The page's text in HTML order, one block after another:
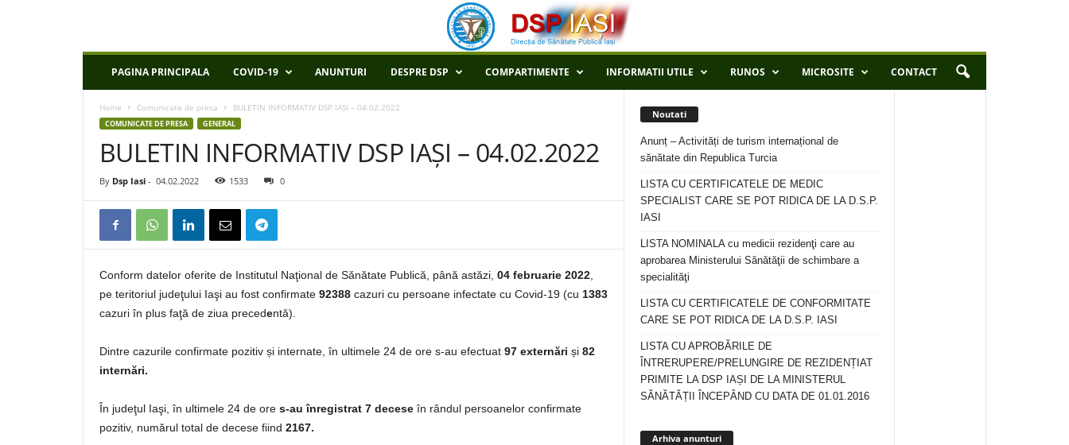
P
PAGINA PRINCIPALA COVID-19 ANUNTURI DESPRE DSP COMPARTIMENTE INFORMATII UTILE RUNOS MICROSITE CONTACT
Home Comunicate de presa BULETIN INFORMATIV DSP IAȘI – 04.02.2022
COMUNICATE DE PRESA GENERAL
BULETIN INFORMATIV DSP IAȘI – 04.02.2022
By Dsp Iasi - 04.02.2022 1533 0
Conform datelor oferite de Institutul Naţional de Sănătate Publică, până astăzi, 04 februarie 2022
pe teritoriul judeţului Iaşi au fost confirmate 92388 cazuri cu persoane infectate cu Covid-19 (cu 1383
cazuri în plus faţă de ziua precedentă).
Dintre cazurile confirmate pozitiv și internate, în ultimele 24 de ore s-au efectuat 97 externări și 82
internări.
În judeţul Iaşi, în ultimele 24 de ore s-au înregistrat 7 decese în rândul persoanelor confirmate
pozitiv, numărul total de decese fiind 2167.
Noutati
Anunț – Activități de turism internațional de
sănătate din Republica Turcia
LISTA CU CERTIFICATELE DE MEDIC
SPECIALIST CARE SE POT RIDICA DE LA D.S.P.
IASI
LISTA NOMINALA cu medicii rezidenţi care au
aprobarea Ministerului Sănătăţii de schimbare a
specialităţi
LISTA CU CERTIFICATELE DE CONFORMITATE
CARE SE POT RIDICA DE LA D.S.P. IASI
LISTA CU APROBĂRILE DE
ÎNTRERUPERE/PRELUNGIRE DE REZIDENȚIAT
PRIMITE LA DSP IAȘI DE LA MINISTERUL
SĂNĂTĂȚII ÎNCEPÂND CU DATA DE 01.01.2016
Arhiva anunturi